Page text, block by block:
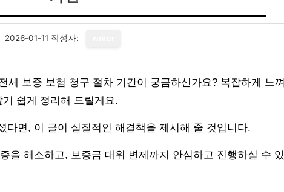
2026-01-11 작성자:
세 보증 보험 청구 절차 기간이 궁금하신가요? 복잡하게 느껴
쉽게 정리해 드릴게요.
다면, 이 글이 실질적인 해결책을 제시해 줄 것입니다.
을 해소하고, 보증금 대위 변제까지 안심하고 진행하실 수 있